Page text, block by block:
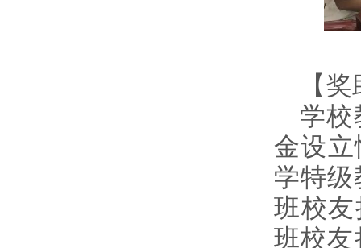
【
学
金设
学特
班校
班校